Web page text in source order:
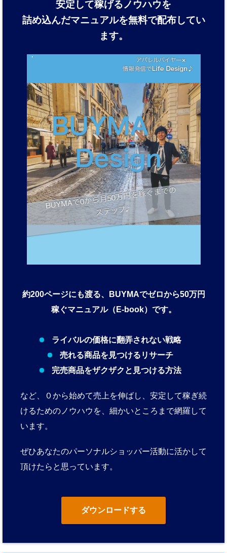
安定して稼げるノウハウを
詰め込んだマニュアルを無料で配布してい
ます。
約200ページにも渡る、BUYMAでゼロから50万円
稼ぐマニュアル（E-book）です。
ライバルの価格に翻弄されない戦略
売れる商品を見つけるリサーチ
完売商品をザクザクと見つける方法
など、０から始めて売上を伸ばし、安定して稼ぎ続
けるためのノウハウを、細かいところまで網羅して
います。
ぜひあなたのパーソナルショッパー活動に活かして
頂けたらと思っています。
ダウンロードする